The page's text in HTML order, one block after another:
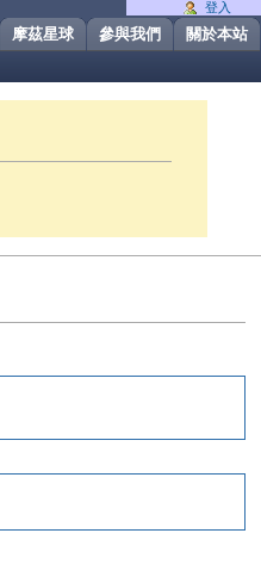
關於本站
參與我們
摩茲星球
登入